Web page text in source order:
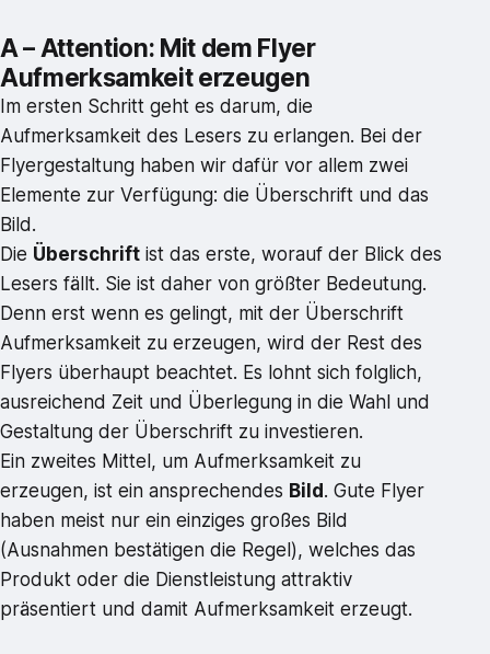
A – Attention: Mit dem Flyer
Aufmerksamkeit erzeugen
Im ersten Schritt geht es darum, die
Aufmerksamkeit des Lesers zu erlangen. Bei der
Flyergestaltung haben wir dafür vor allem zwei
Elemente zur Verfügung: die Überschrift und das
Bild.
Die Überschrift ist das erste, worauf der Blick des
Lesers fällt. Sie ist daher von größter Bedeutung.
Denn erst wenn es gelingt, mit der Überschrift
Aufmerksamkeit zu erzeugen, wird der Rest des
Flyers überhaupt beachtet. Es lohnt sich folglich,
ausreichend Zeit und Überlegung in die Wahl und
Gestaltung der Überschrift zu investieren.
Ein zweites Mittel, um Aufmerksamkeit zu
erzeugen, ist ein ansprechendes Bild. Gute Flyer
haben meist nur ein einziges großes Bild
(Ausnahmen bestätigen die Regel), welches das
Produkt oder die Dienstleistung attraktiv
präsentiert und damit Aufmerksamkeit erzeugt.